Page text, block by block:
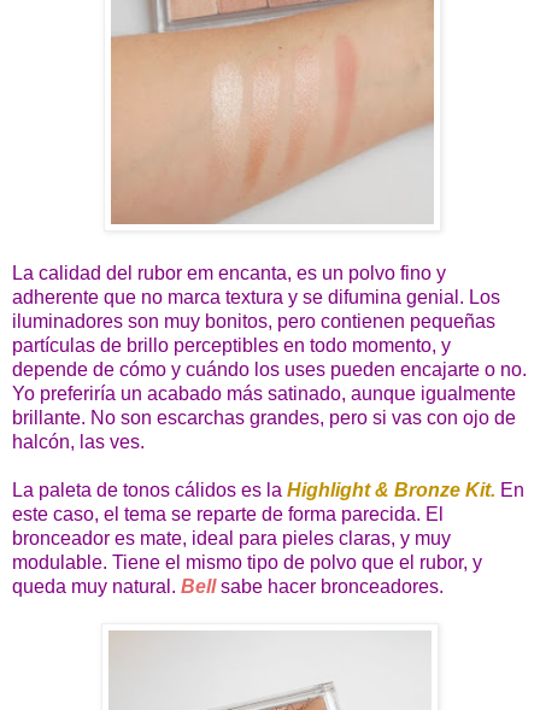
La calidad del rubor em encanta, es un polvo fino y
adherente que no marca textura y se difumina genial. Los
iluminadores son muy bonitos, pero contienen pequeñas
partículas de brillo perceptibles en todo momento, y
depende de cómo y cuándo los uses pueden encajarte o no.
Yo preferiría un acabado más satinado, aunque igualmente
brillante. No son escarchas grandes, pero si vas con ojo de
halcón, las ves.
La paleta de tonos cálidos es la Highlight & Bronze Kit. En
este caso, el tema se reparte de forma parecida. El
bronceador es mate, ideal para pieles claras, y muy
modulable. Tiene el mismo tipo de polvo que el rubor, y
queda muy natural. Bellsabe hacer bronceadores.